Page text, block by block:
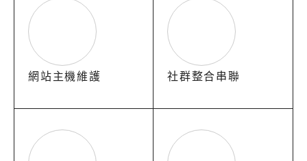
網站主機維護 社群整合串聯